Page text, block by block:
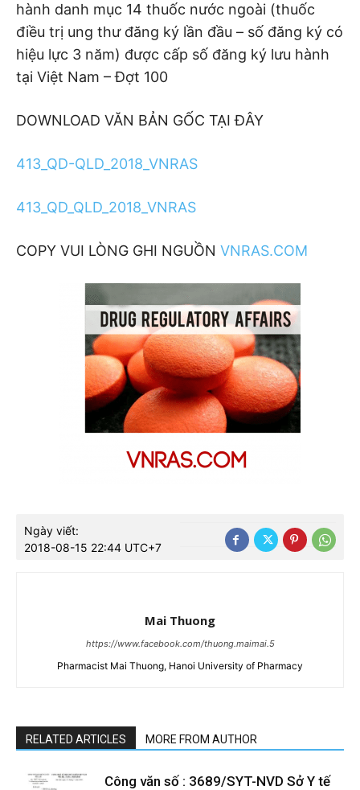
hành danh mục 14 thuốc nước ngoài (thuốc
điều trị ung thư đăng ký lần đầu – số đăng ký có
hiệu lực 3 năm) được cấp số đăng ký lưu hành
tại Việt Nam – Đợt 100
DOWNLOAD VĂN BẢN GỐC TẠI ĐÂY
413_QD-QLD_2018_VNRAS
413_QD_QLD_2018_VNRAS
COPY VUI LÒNG GHI NGUỒN VNRAS.COM
Ngày viết:
2018-08-15 22:44 UTC+7
Mai Thuong
https://www.facebook.com/thuong.maimai.5
Pharmacist Mai Thuong, Hanoi University of Pharmacy
RELATED ARTICLES MORE FROM AUTHOR
Công văn số : 3689/SYT-NVD Sở Y tế